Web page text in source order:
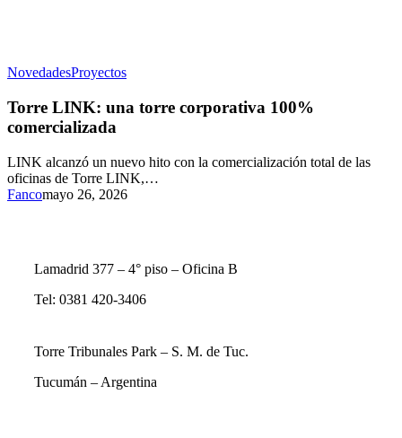
NovedadesProyectos
Torre LINK: una torre corporativa 100%
comercializada
LINK alcanzó un nuevo hito con la comercialización total de las
oficinas de Torre LINK,…
Fancomayo 26, 2026
Lamadrid 377 – 4° piso – Oficina B
Tel: 0381 420-3406
Torre Tribunales Park – S. M. de Tuc.
Tucumán – Argentina